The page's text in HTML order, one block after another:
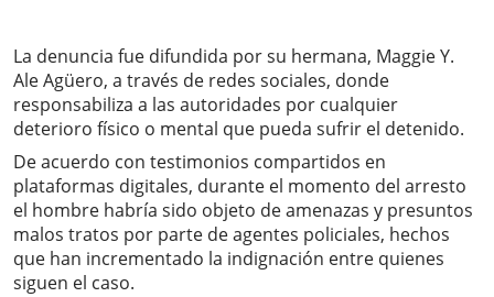
La denuncia fue difundida por su hermana, Maggie Y.
Ale Agüero, a través de redes sociales, donde
responsabiliza a las autoridades por cualquier
deterioro físico o mental que pueda sufrir el detenido.
De acuerdo con testimonios compartidos en
plataformas digitales, durante el momento del arresto
el hombre habría sido objeto de amenazas y presuntos
malos tratos por parte de agentes policiales, hechos
que han incrementado la indignación entre quienes
siguen el caso.